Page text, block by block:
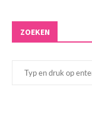
ZOEKEN